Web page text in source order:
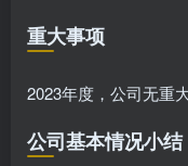
重大事项
2023年度，公司无重
公司基本情况小结